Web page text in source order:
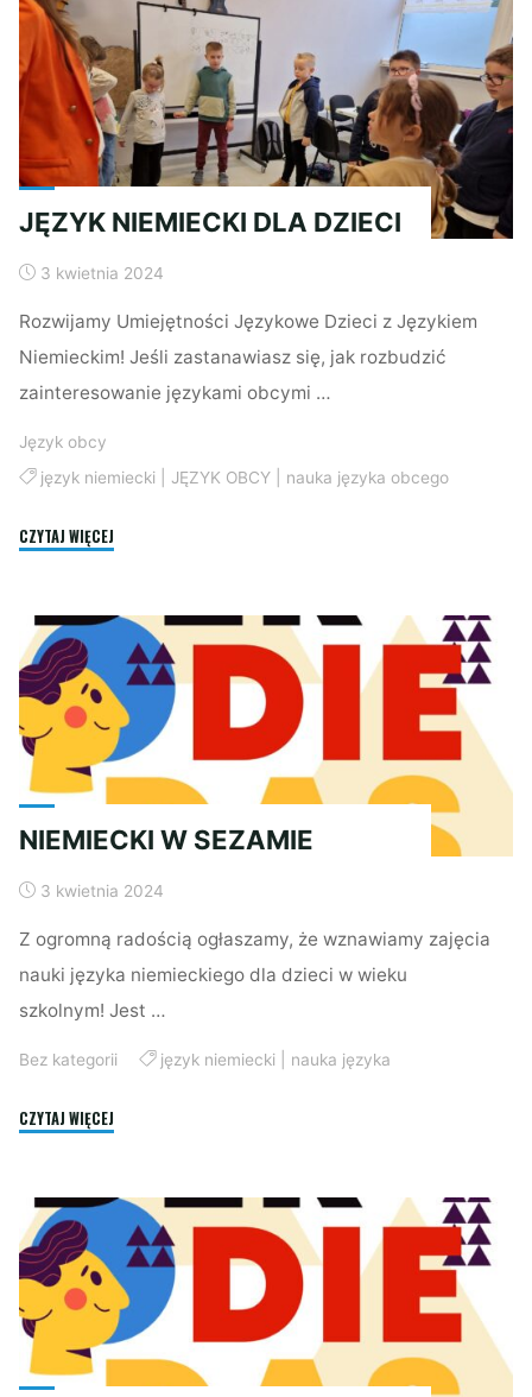
JĘZYK NIEMIECKI DLA DZIECI
3 kwietnia 2024
Rozwijamy Umiejętności Językowe Dzieci z Językiem
Niemieckim! Jeśli zastanawiasz się, jak rozbudzić
zainteresowanie językami obcymi …
Język obcy
język niemiecki| JĘZYK OBCY| nauka języka obcego
CZYTAJ WIĘCEJ
DZIECI"
NIEMIECKI W SEZAMIE
3 kwietnia 2024
Z ogromną radością ogłaszamy, że wznawiamy zajęcia
nauki języka niemieckiego dla dzieci w wieku
szkolnym! Jest …
Bez kategorii język niemiecki| nauka języka
CZYTAJ WIĘCEJ